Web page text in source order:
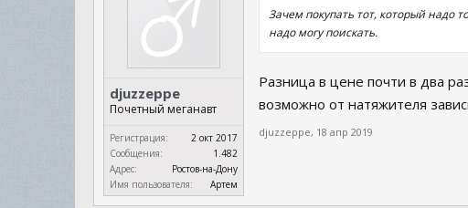
djuzzeppe
Почетный меганавт
Регистрация:
2 окт 2017
Сообщения:
1.482
Адрес:
Ростов-на-Дону
Имя пользователя:
Артем
Зачем покупать тот, который надо
надо могу поискать.
Разница в цене почти в два
возможно от натяжителя
djuzzeppe, 18 апр 2019